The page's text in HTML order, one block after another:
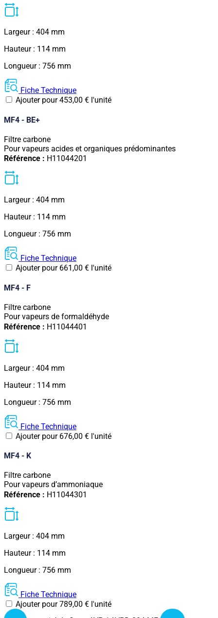
Largeur : 404 mm
Hauteur : 114 mm
Longueur : 756 mm
Fiche Technique
Ajouter pour453,00 € l'unité
MF4 - BE+
Filtre carbone
Pour vapeurs acides et organiques prédominantes
Référence : H11044201
Largeur : 404 mm
Hauteur : 114 mm
Longueur : 756 mm
Fiche Technique
Ajouter pour 661,00 € l'unité
MF4 - F
Filtre carbone
Pour vapeurs de formaldéhyde
Référence : H11044401
Largeur : 404 mm
Hauteur : 114 mm
Longueur : 756 mm
Fiche Technique
Ajouter pour 676,00 € l'unité
MF4 - K
Filtre carbone
Pour vapeurs d’ammoniaque
Référence : H11044301
Largeur : 404 mm
Hauteur : 114 mm
Longueur : 756 mm
Fiche Technique
Ajouter pour789,00 € l'unité